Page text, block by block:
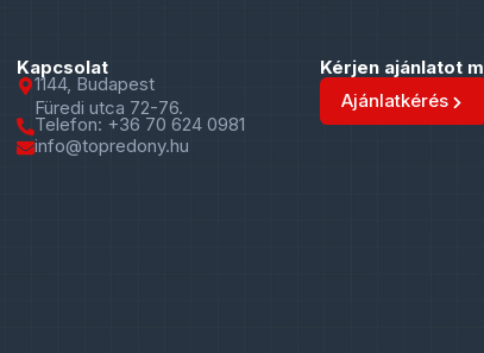
Kapcsolat
1144, Budapest
Füredi utca 72-76.
Telefon: +36 70 624 0981
info@topredony.hu
Kérjen ajánlatot
Ajánlatkérés